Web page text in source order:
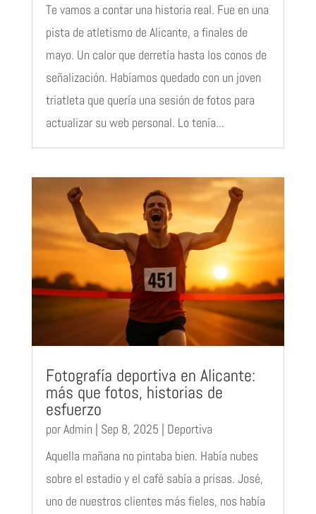
Te vamos a contar una historia real. Fue en una
pista de atletismo de Alicante, a finales de
mayo. Un calor que derretía hasta los conos de
señalización. Habíamos quedado con un joven
triatleta que quería una sesión de fotos para
actualizar su web personal. Lo tenía...
Fotografía deportiva en Alicante:
más que fotos, historias de
esfuerzo
porAdmin | Sep 8, 2025 | Deportiva
Aquella mañana no pintaba bien. Había nubes
sobre el estadio y el café sabía a prisas. José,
uno de nuestros clientes más fieles, nos había